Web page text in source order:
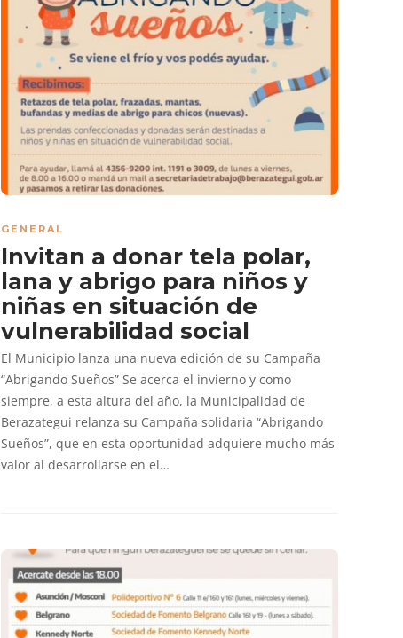
GENERAL
Invitan a donar tela polar,
lana y abrigo para niños y
niñas en situación de
vulnerabilidad social
El Municipio lanza una nueva edición de su Campaña
“Abrigando Sueños” Se acerca el invierno y como
siempre, a esta altura del año, la Municipalidad de
Berazategui relanza su Campaña solidaria “Abrigando
Sueños”, que en esta oportunidad adquiere mucho más
valor al desarrollarse en el…